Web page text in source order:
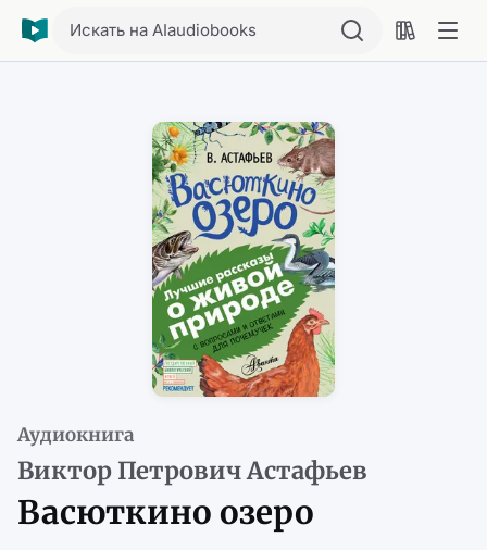
Искать на AIaudiobooks
Аудиокнига
Виктор Петрович Астафьев
Васюткино озеро